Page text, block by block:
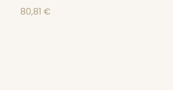
80,81 €